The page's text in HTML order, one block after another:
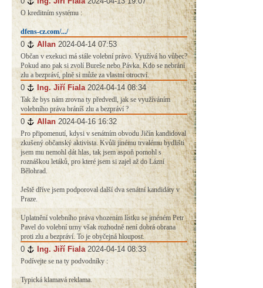
O kreditním systému :
dfens-cz.com/.../
0 # Allan 2024-04-14 07:53
Občan v exekuci má stále volební právo. Využívá ho vůbec?
Pokud ano pak si zvolí Bureše nebo Pávka. Kdo se nebrání
zlu a bezpráví, plně si může za vlastní otroctví.
0 # Ing. Jiří Fiala 2024-04-14 08:34
Tak že bys nám zrovna ty předvedl, jak se využíváním
volebního práva bráníš zlu a bezpráví ?
0 # Allan 2024-04-16 16:32
Pro připomenutí, kdysi v senátním obvodu Jičín kandidoval
zkušený občanský aktivista. Kvůli jinému trvalému bydlišti
jsem mu nemohl dát hlas, tak jsem aspoň pomohl s
roznáškou letáků, pro které jsem si zajel až do Lázní
Bělohrad.
Ještě dříve jsem podporoval další dva senátní kandidáty v
Praze.
Uplatnění volebního práva vhozením lístku se jméném Petr
Pavel do volební urny však rozhodně není dobrá obrana
proti zlu a bezpráví. To je obyčejná hloupost.
0 # Ing. Jiří Fiala 2024-04-14 08:33
Podívejte se na ty podvodníky :
Typická klamavá reklama.